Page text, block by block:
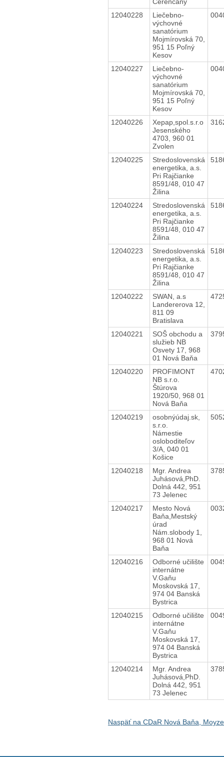
12040228
Liečebno-
výchovné
sanatórium
Mojmírovská 70,
951 15 Poľný
Kesov
12040227
Liečebno-
výchovné
sanatórium
Mojmírovská 70,
951 15 Poľný
Kesov
12040226
Xepap,spol.s.r.o
Jesenského
4703, 960 01
Zvolen
12040225
Stredoslovenská
energetika, a.s.
Pri Rajčianke
8591/48, 010 47
Žilina
12040224
Stredoslovenská
energetika, a.s.
Pri Rajčianke
8591/48, 010 47
Žilina
12040223
Stredoslovenská
energetika, a.s.
Pri Rajčianke
8591/48, 010 47
Žilina
12040222
SWAN, a.s
Landererova 12,
811 09
Bratislava
12040221
SOŠ obchodu a
služieb NB
Osvety 17, 968
01 Nová Baňa
12040220
PROFIMONT
NB s.r.o.
Štúrova
1920/50, 968 01
Nová Baňa
12040219
osobnýúdaj.sk,
s.r.o.
Námestie
osloboditeľov
3/A, 040 01
Košice
12040218
Mgr. Andrea
Juhásová,PhD.
Dolná 442, 951
73 Jelenec
12040217
Mesto Nová
Baňa,Mestský
úrad
Nám.slobody 1,
968 01 Nová
Baňa
12040216
Odborné učilište
internátne
V.Gaňu
Moskovská 17,
974 04 Banská
Bystrica
12040215
Odborné učilište
internátne
V.Gaňu
Moskovská 17,
974 04 Banská
Bystrica
12040214
Mgr. Andrea
Juhásová,PhD.
Dolná 442, 951
73 Jelenec
Naspäť na CDaR Nová Baňa,